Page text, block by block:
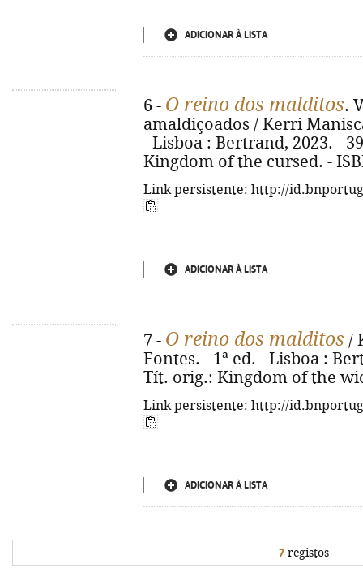
ADICIONAR À LISTA
6 - O reino dos malditos.
amaldiçoados / Kerri
- Lisboa : Bertrand, 2023. -
Kingdom of the cursed. -
Link persistente: http://
ADICIONAR À LISTA
7 - O reino dos malditos /
Fontes. - 1ª ed. - Lisboa :
Tít. orig.: Kingdom of the
Link persistente: http://
ADICIONAR À LISTA
7 registos